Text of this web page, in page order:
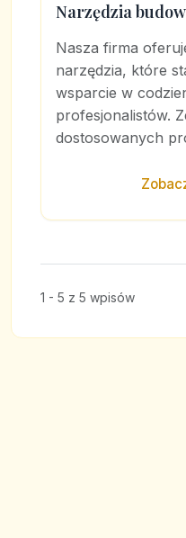
Narzędzia
Nasza firma
narzędzia, które
wsparcie w
profesjonalistów.
dostosowanych
1 - 5 z 5 wpisów